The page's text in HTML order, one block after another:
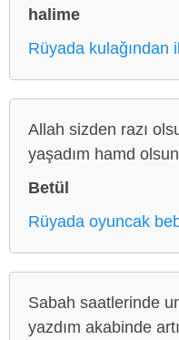
halime
Rüyada kulağından
Allah sizden razı
yaşadım hamd
Betül
Rüyada oyuncak
Sabah saatlerinde
yazdım akabinde